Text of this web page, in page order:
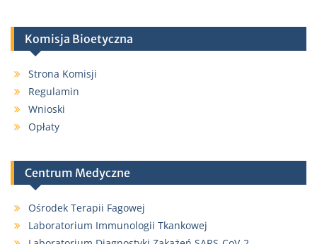
Komisja Bioetyczna
Strona Komisji
Regulamin
Wnioski
Opłaty
Centrum Medyczne
Ośrodek Terapii Fagowej
Laboratorium Immunologii Tkankowej